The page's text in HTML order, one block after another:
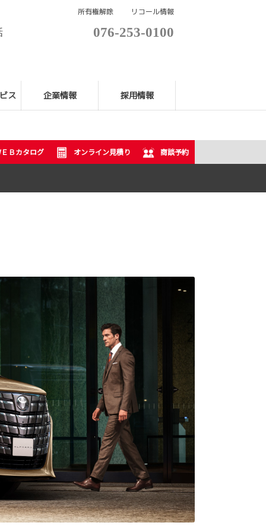
076-253-0100
ス 企業情報 採用情報
所有権解除 リコール情報
Ｂカタログ オンライン見積り 商談予約